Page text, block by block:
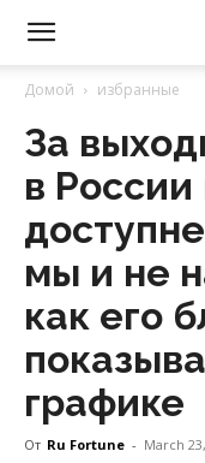
Домой избранные
За
в России
мы и не
как его
графике
От Ru Fortune - March